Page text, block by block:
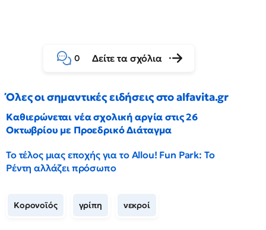
0 Δείτε τα σχόλια
Όλες οι σημαντικές ειδήσεις στο alfavita.gr
Καθιερώνεται νέα σχολική αργία στις 26
Οκτωβρίου με Προεδρικό Διάταγμα
Το τέλος μιας εποχής για το Allou! Fun Park: Το
Ρέντη αλλάζει πρόσωπο
Κορονοϊός γρίπη νεκροί